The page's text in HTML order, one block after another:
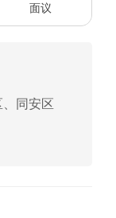
面议
同安区